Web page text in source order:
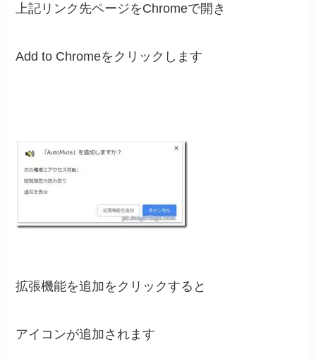
上記リンク先ページをChromeで開き
Add to Chromeをクリックします
拡張機能を追加をクリックすると
アイコンが追加されます